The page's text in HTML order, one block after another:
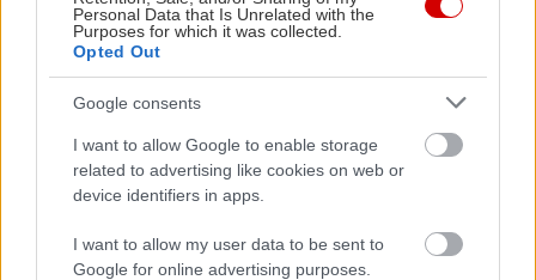
Personal Data that Is Unrelated with the
Purposes for which it was collected.
Opted Out
Google consents
I want to allow Google to enable storage
related to advertising like cookies on web or
device identifiers in apps.
I want to allow my user data to be sent to
Google for online advertising purposes.